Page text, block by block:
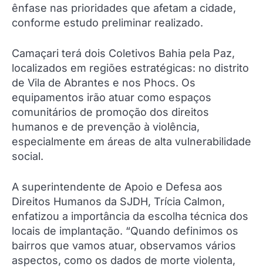
ênfase nas prioridades que afetam a cidade,
conforme estudo preliminar realizado.
Camaçari terá dois Coletivos Bahia pela Paz,
localizados em regiões estratégicas: no distrito
de Vila de Abrantes e nos Phocs. Os
equipamentos irão atuar como espaços
comunitários de promoção dos direitos
humanos e de prevenção à violência,
especialmente em áreas de alta vulnerabilidade
social.
A superintendente de Apoio e Defesa aos
Direitos Humanos da SJDH, Trícia Calmon,
enfatizou a importância da escolha técnica dos
locais de implantação. “Quando definimos os
bairros que vamos atuar, observamos vários
aspectos, como os dados de morte violenta,